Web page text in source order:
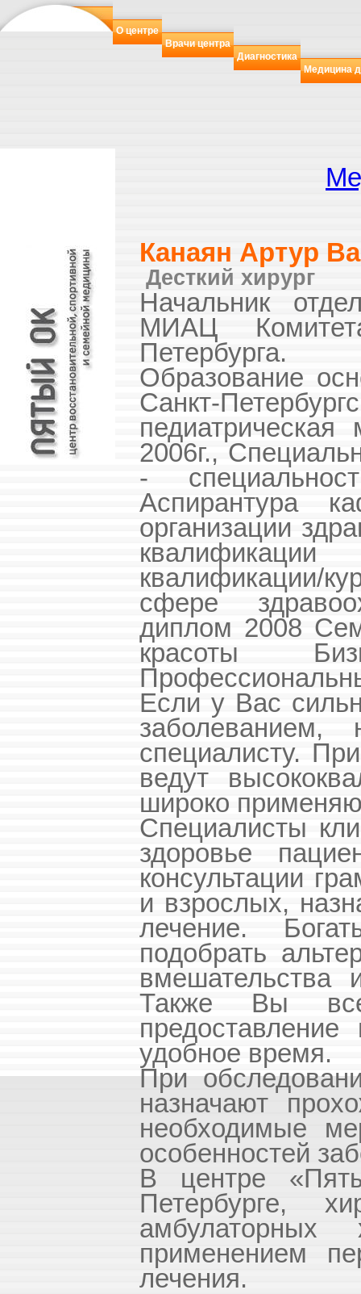
О центре
Врачи центра
Диагностика
Медицина
Канаян Артур
Десткий хирург
Начальник
МИАЦ
Петербурга.
Образование
Санкт-
2006г.,
-
Аспирантура
организации
квалификации/
сфере
диплом 2008
красоты
Если у Вас
специалисту.
ведут
широко
Специалисты
здоровье
консультации
и взрослых,
лечение.
подобрать
вмешательства
Также Вы
предоставление
удобное время.
При
назначают
необходимые
особенностей
В центре
Петербурге,
амбулаторных
применением
лечения.